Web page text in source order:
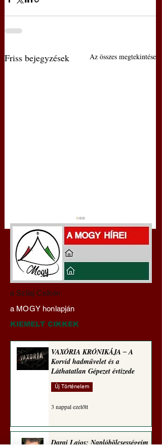
Friss bejegyzések Az összes megtekintése
Darai Lajos:
Naplóbölcsességeim
(2024)
a Szilaj Csikón
a MOGY honlapján
KIEMELT CIKKEK
VAXÓRIA KRÓNIKÁJA ‒ A
Korvid hadművelet és a
Láthatatlan Gépezet évtizede
Új Történelem
3 nappal ezelőtt
Darai Lajos: Naplóbölcsességeim